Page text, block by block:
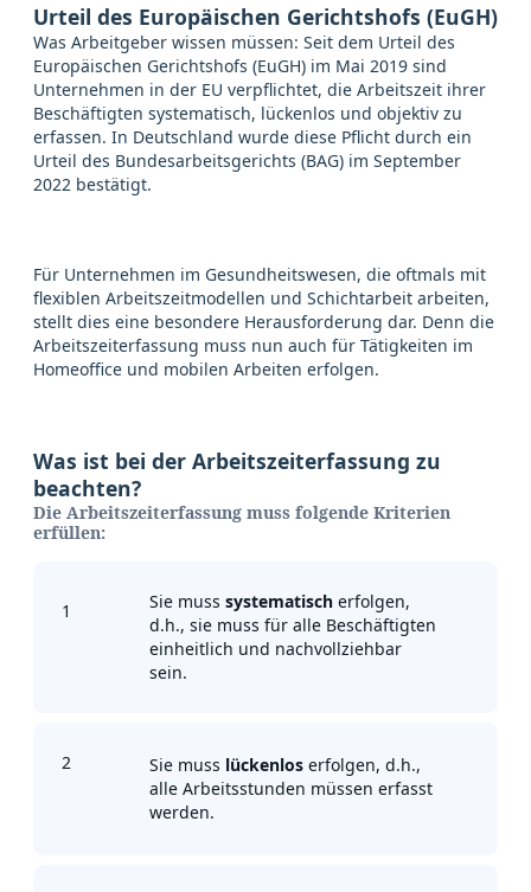
Urteil des Europäischen Gerichtshofs (EuGH)
Was Arbeitgeber wissen müssen: Seit dem Urteil des
Europäischen Gerichtshofs (EuGH) im Mai 2019 sind
Unternehmen in der EU verpflichtet, die Arbeitszeit ihrer
Beschäftigten systematisch, lückenlos und objektiv zu
erfassen. In Deutschland wurde diese Pflicht durch ein
Urteil des Bundesarbeitsgerichts (BAG) im September
2022 bestätigt.
Für Unternehmen im Gesundheitswesen, die oftmals mit
flexiblen Arbeitszeitmodellen und Schichtarbeit arbeiten,
stellt dies eine besondere Herausforderung dar. Denn die
Arbeitszeiterfassung muss nun auch für Tätigkeiten im
Homeoffice und mobilen Arbeiten erfolgen.
Was ist bei der Arbeitszeiterfassung zu
beachten?
Die Arbeitszeiterfassung muss folgende Kriterien
erfüllen:
1 Sie muss systematisch erfolgen,
d.h., sie muss für alle Beschäftigten
einheitlich und nachvollziehbar
sein.
2 Sie muss lückenlos erfolgen, d.h.,
alle Arbeitsstunden müssen erfasst
werden.